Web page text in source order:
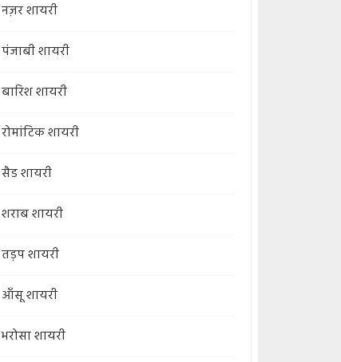
नज़र शायरी
पंजाबी शायरी
बारिश शायरी
रोमांटिक शायरी
सैड शायरी
शराब शायरी
तड़प शायरी
आँसू शायरी
भरोसा शायरी